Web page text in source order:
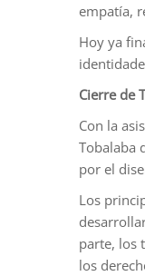
empatía,
Hoy ya
Cierre de
Con la
Tobalaba
por el
Los
parte, los
los